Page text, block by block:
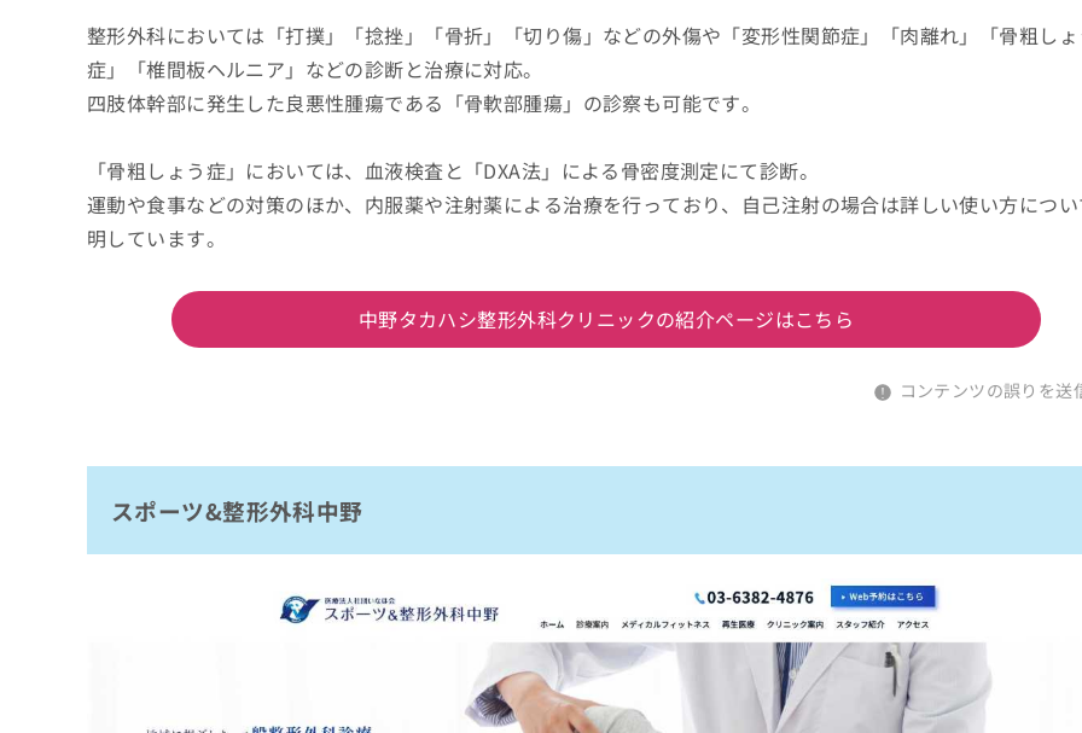
整形外科においては「打撲」「捻挫」「骨折」「切り傷」などの外傷や「変形性関節症」「肉離れ」「骨粗し
症」「椎間板ヘルニア」などの診断と治療に対応。
四肢体幹部に発生した良悪性腫瘍である「骨軟部腫瘍」の診察も可能です。
「骨粗しょう症」においては、血液検査と「DXA法」による骨密度測定にて診断。
運動や食事などの対策のほか、内服薬や注射薬による治療を行っており、自己注射の場合は詳しい使い方につ
明しています。
中野タカハシ整形外科クリニックの紹介ページはこちら
コンテンツの誤りを送
スポーツ&整形外科中野